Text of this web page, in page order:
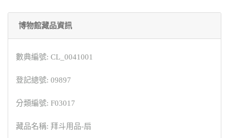
博物館藏品資訊
數典編號: CL_0041001
登記總號: 09897
分類編號: F03017
藏品名稱: 拜斗用品-扇